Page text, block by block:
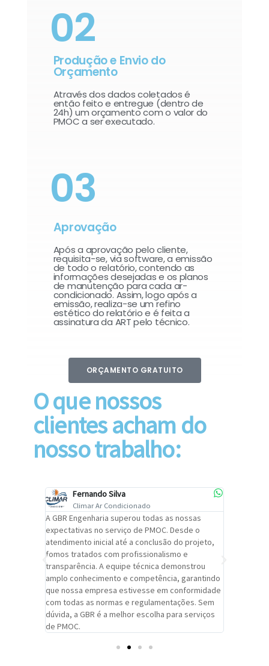
02
Produção e Envio do
Orçamento
Através dos dados coletados é
então feito e entregue (dentro de
24h) um orçamento com o valor do
PMOC a ser executado.
03
Aprovação
Após a aprovação pelo cliente,
requisita-se, via software, a emissão
de todo o relatório, contendo as
informações desejadas e os planos
de manutenção para cada ar-
condicionado. Assim, logo após a
emissão, realiza-se um refino
estético do relatório e é feita a
assinatura da ART pelo técnico.
ORÇAMENTO GRATUITO
O que nossos
clientes acham do
nosso trabalho:
Fernando Silva
Climar Ar Condicionado
A GBR Engenharia superou todas as nossas
expectativas no serviço de PMOC. Desde o
atendimento inicial até a conclusão do projeto,
fomos tratados com profissionalismo e
transparência. A equipe técnica demonstrou
amplo conhecimento e competência, garantindo
que nossa empresa estivesse em conformidade
com todas as normas e regulamentações. Sem
dúvida, a GBR é a melhor escolha para serviços
de PMOC.